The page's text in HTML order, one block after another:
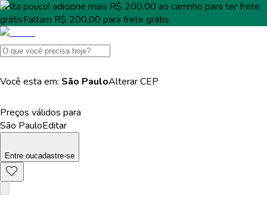
Falta pouco! adicione mais R$ 200,00 ao carrinho para terfrete
grátisFaltam R$ 200,00 para frete grátis
Você esta em: São PauloAlterarCEP
Preços válidos para
São PauloEditar
Entre oucadastre-se